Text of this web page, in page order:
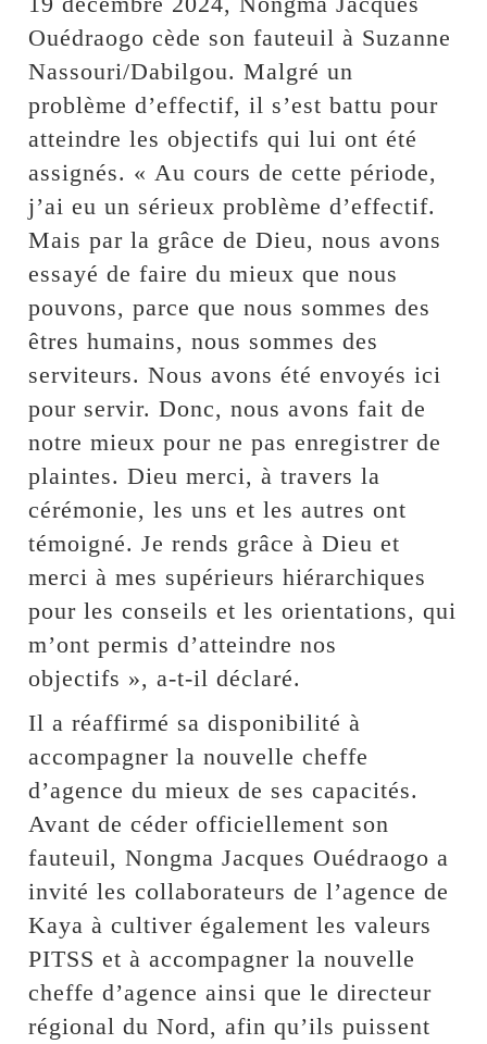
Ouédraogo cède son fauteuil à Suzanne
Nassouri/Dabilgou. Malgré un
problème d’effectif, il s’est battu pour
atteindre les objectifs qui lui ont été
assignés. « Au cours de cette période,
j’ai eu un sérieux problème d’effectif.
Mais par la grâce de Dieu, nous avons
essayé de faire du mieux que nous
pouvons, parce que nous sommes des
êtres humains, nous sommes des
serviteurs. Nous avons été envoyés ici
pour servir. Donc, nous avons fait de
notre mieux pour ne pas enregistrer de
plaintes. Dieu merci, à travers la
cérémonie, les uns et les autres ont
témoigné. Je rends grâce à Dieu et
merci à mes supérieurs hiérarchiques
pour les conseils et les orientations, qui
m’ont permis d’atteindre nos
objectifs », a-t-il déclaré.
Il a réaffirmé sa disponibilité à
accompagner la nouvelle cheffe
d’agence du mieux de ses capacités.
Avant de céder officiellement son
fauteuil, Nongma Jacques Ouédraogo a
invité les collaborateurs de l’agence de
Kaya à cultiver également les valeurs
PITSS et à accompagner la nouvelle
cheffe d’agence ainsi que le directeur
régional du Nord, afin qu’ils puissent